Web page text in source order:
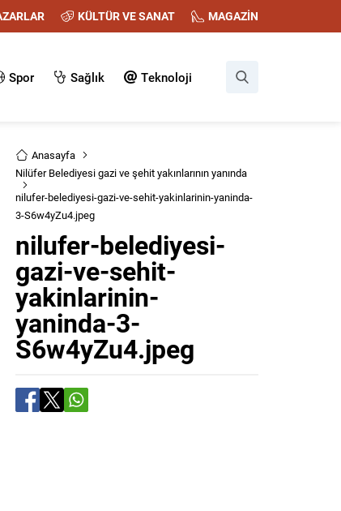
KÜLTÜR VE SANAT MAGAZİN
Spor Sağlık Teknoloji
Anasayfa
Nilüfer Belediyesi gazi ve şehit yakınlarının yanında
nilufer-belediyesi-gazi-ve-sehit-yakinlarinin-yaninda-
3-S6w4yZu4.jpeg
nilufer-belediyesi-
gazi-ve-sehit-
yakinlarinin-
yaninda-3-
S6w4yZu4.jpeg